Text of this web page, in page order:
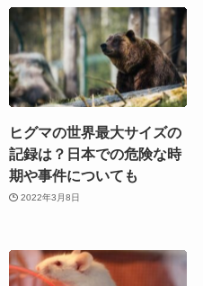
ヒグマの世界最大サイズの
記録は？日本での危険な時
期や事件についても
2022年3月8日